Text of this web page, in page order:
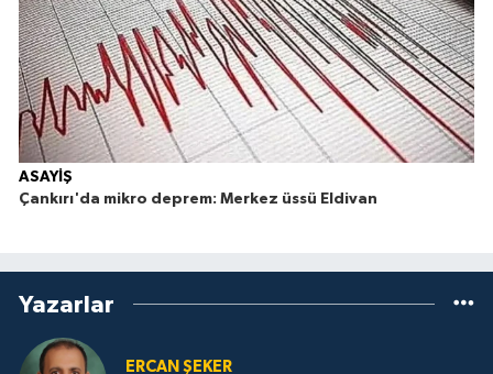
ASAYİŞ
Çankırı'da mikro deprem: Merkez üssü Eldivan
Yazarlar
ERCAN ŞEKER